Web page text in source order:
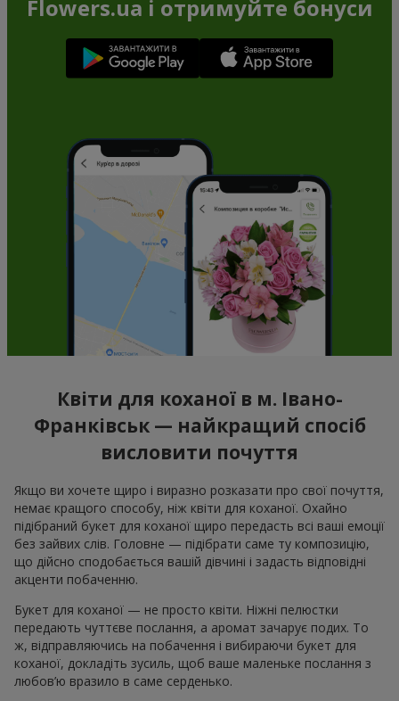
Flowers.ua і отримуйте бонуси
Квіти для коханої в м. Івано-
Франківськ — найкращий спосіб
висловити почуття
Якщо ви хочете щиро і виразно розказати про свої почуття,
немає кращого способу, ніж квіти для коханої. Охайно
підібраний букет для коханої щиро передасть всі ваші емоції
без зайвих слів. Головне — підібрати саме ту композицію,
що дійсно сподобається вашій дівчині і задасть відповідні
акценти побаченню.
Букет для коханої — не просто квіти. Ніжні пелюстки
передають чуттєве послання, а аромат зачарує подих. То
ж, відправляючись на побачення і вибираючи букет для
коханої, докладіть зусиль, щоб ваше маленьке послання з
любов’ю вразило в саме серденько.